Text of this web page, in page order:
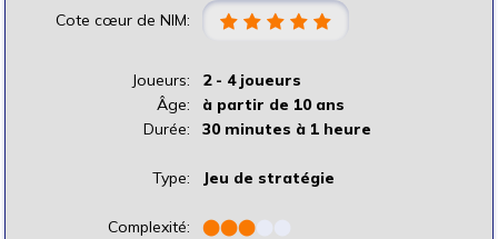
Cote cœur de NIM:
Joueurs:
2 - 4 joueurs
Âge:
à partir de 10 ans
Durée:
30 minutes à 1 heure
Type: Jeu de stratégie
Complexité: ⬤⬤⬤